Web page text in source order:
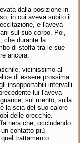
dalla posizione in
in cui aveva subito il
e l'aveva
sul suo corpo. Poi,
che durante la
di stoffa tra le sue
ancora.
vicinissimo al
di essere prossima
insopportabili intervalli
lui l'aveva
sul mento, sulla
la scia del suo calore
delle orecchie.
nera che, occludendo
contatto più
trattamento.